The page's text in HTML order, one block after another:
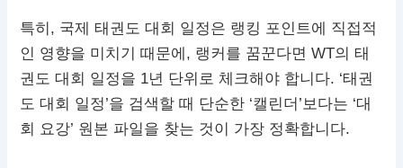
특히, 국제 태권도 대회 일정은 랭킹 포인트에 직접적
인 영향을 미치기 때문에, 랭커를 꿈꾼다면 WT의 태
권도 대회 일정을 1년 단위로 체크해야 합니다. ‘태권
도 대회 일정’을 검색할 때 단순한 ‘캘린더’보다는 ‘대
회 요강’ 원본 파일을 찾는 것이 가장 정확합니다.